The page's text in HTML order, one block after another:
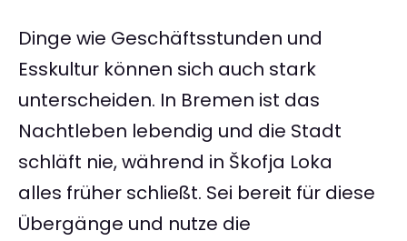
Dinge wie Geschäftsstunden und
Esskultur können sich auch stark
unterscheiden. In Bremen ist das
Nachtleben lebendig und die Stadt
schläft nie, während in Škofja Loka
alles früher schließt. Sei bereit für diese
Übergänge und nutze die